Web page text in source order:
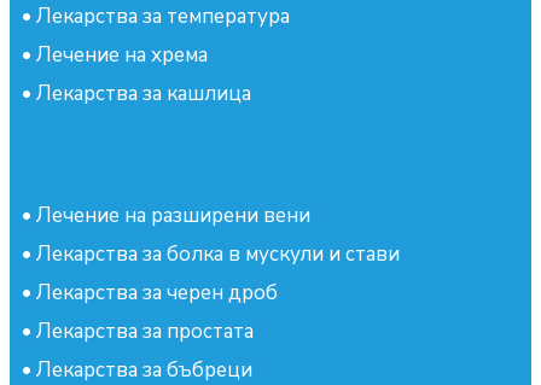
• Лекарства за температура
• Лечение на хрема
• Лекарства за кашлица
• Лечение на разширени вени
• Лекарства за болка в мускули и стави
• Лекарства за черен дроб
• Лекарства за простата
• Лекарства за бъбреци